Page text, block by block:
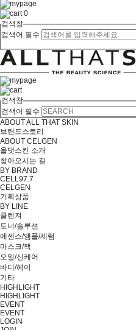
0
검색창
검색어 필수
검색창
검색어 필수
ABOUT ALL THAT SKIN
브랜드스토리
ABOUT CELGEN
올댓스킨 소개
찾아오시는 길
BY BRAND
CELL97.7
CELGEN
기획상품
BY LINE
클렌져
토너/솔루션
에센스/앰플/세럼
마스크/팩
오일/선케어
바디/헤어
기타
HIGHLIGHT
HIGHLIGHT
EVENT
EVENT
LOGIN